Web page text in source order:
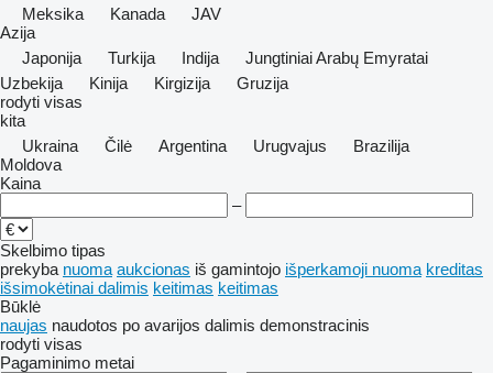
Meksika
Kanada
JAV
Azija
Japonija
Turkija Indija
Jungtiniai Arabų Emyratai
Uzbekija
Kinija Kirgizija
Gruzija
rodyti visas
kita
Ukraina
Čilė Argentina Urugvajus
Brazilija
Moldova
Kaina
–
Skelbimo tipas
prekyba nuoma aukcionas iš gamintojo išperkamoji nuoma kreditas
išsimokėtinai dalimis keitimas keitimas
Būklė
naujas naudotos po avarijos dalimis demonstracinis
rodyti visas
Pagaminimo metai